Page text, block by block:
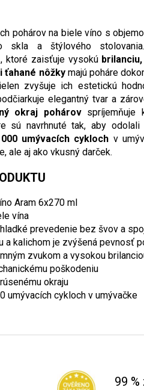
pohárov na biele víno s
skla a štýlového
ktoré zaisťuje vysokú
ťahané nôžkymajú poháre
zvyšuje ich estetickú
elegantný tvar a
okraj pohárovspríjemňuje
sú navrhnuté tak, aby odolali
umývacích cykloch v
ale aj ako vkusný darček.
Aram 6x270 ml
vína
prevedenie bez švov a
a kalichom je zvýšená pevnosť
zvukom a vysokou
poškodeniu
okraju
umývacích cykloch v umývačke
99